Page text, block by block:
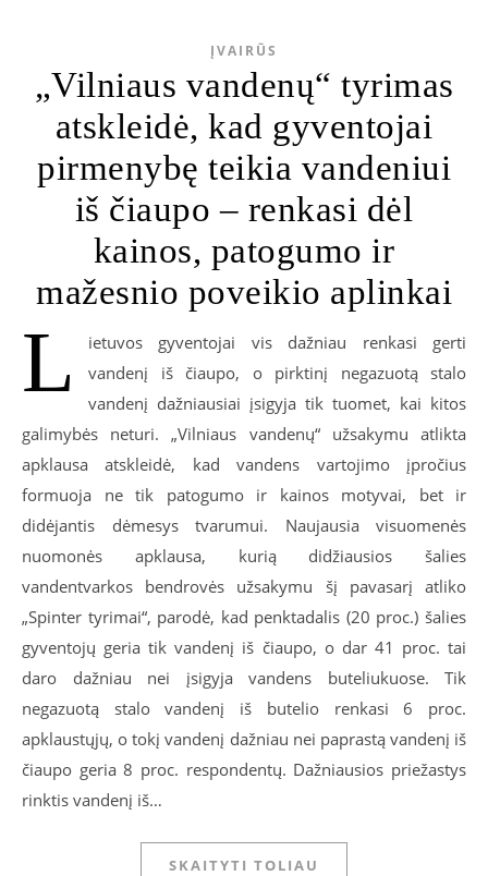
ĮVAIRŪS
„Vilniaus vandenų“ tyrimas
atskleidė, kad gyventojai
pirmenybę teikia vandeniui
iš čiaupo – renkasi dėl
kainos, patogumo ir
mažesnio poveikio aplinkai
L
ietuvos gyventojai vis dažniau renkasi gerti
vandenį iš čiaupo, o pirktinį negazuotą stalo
vandenį dažniausiai įsigyja tik tuomet, kai kitos
galimybės neturi. „Vilniaus vandenų“ užsakymu atlikta
apklausa atskleidė, kad vandens vartojimo įpročius
formuoja ne tik patogumo ir kainos motyvai, bet ir
didėjantis dėmesys tvarumui. Naujausia visuomenės
nuomonės apklausa, kurią didžiausios šalies
vandentvarkos bendrovės užsakymu šį pavasarį atliko
„Spinter tyrimai“, parodė, kad penktadalis (20 proc.) šalies
gyventojų geria tik vandenį iš čiaupo, o dar 41 proc. tai
daro dažniau nei įsigyja vandens buteliukuose. Tik
negazuotą stalo vandenį iš butelio renkasi 6 proc.
apklaustųjų, o tokį vandenį dažniau nei paprastą vandenį iš
čiaupo geria 8 proc. respondentų. Dažniausios priežastys
rinktis vandenį iš…
SKAITYTI TOLIAU